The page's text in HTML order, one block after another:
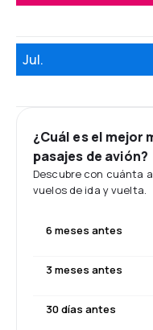
Jul.
¿Cuál es el mejor
pasajes de avión?
Descubre con cuánta
vuelos de ida y vuelta.
6 meses antes
3 meses antes
30 días antes